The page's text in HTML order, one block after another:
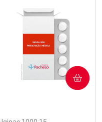
COMPRAR